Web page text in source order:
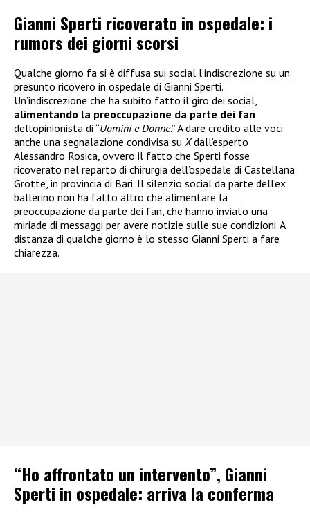
Gianni Sperti ricoverato in ospedale: i
rumors dei giorni scorsi
Qualche giorno fa si è diffusa sui social l’indiscrezione su un
presunto ricovero in ospedale di Gianni Sperti.
Un’indiscrezione che ha subito fatto il giro dei social,
alimentando la preoccupazione da parte dei fan
dell’opinionista di “Uomini e Donne.” A dare credito alle voci
anche una segnalazione condivisa su Xdall’esperto
Alessandro Rosica, ovvero il fatto che Sperti fosse
ricoverato nel reparto di chirurgia dell’ospedale di Castellana
Grotte, in provincia di Bari. Il silenzio social da parte dell’ex
ballerino non ha fatto altro che alimentare la
preoccupazione da parte dei fan, che hanno inviato una
miriade di messaggi per avere notizie sulle sue condizioni. A
distanza di qualche giorno è lo stesso Gianni Sperti a fare
chiarezza.
“Ho affrontato un intervento”, Gianni
Sperti in ospedale: arriva la conferma